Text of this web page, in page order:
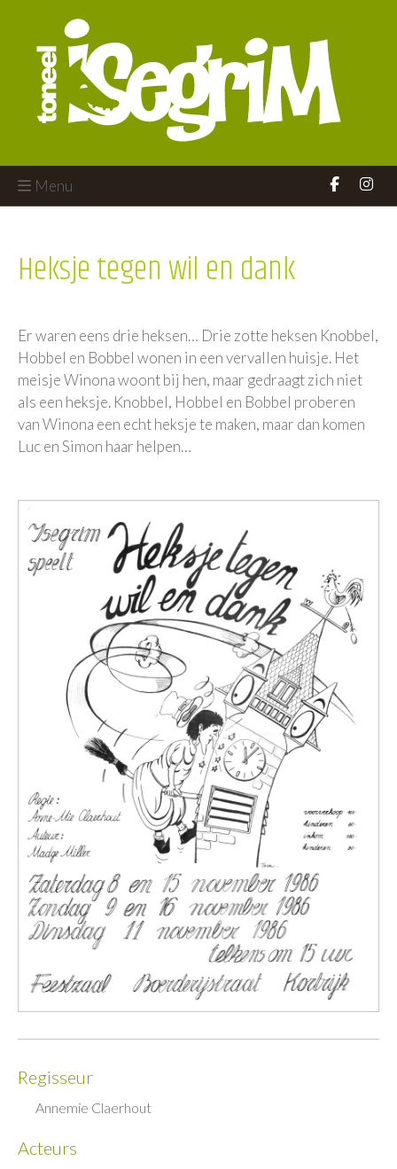
Menu
Heksje tegen wil en dank
Er waren eens drie heksen… Drie zotte heksen Knobbel,
Hobbel en Bobbel wonen in een vervallen huisje. Het
meisje Winona woont bij hen, maar gedraagt zich niet
als een heksje. Knobbel, Hobbel en Bobbel proberen
van Winona een echt heksje te maken, maar dan komen
Luc en Simon haar helpen…
Regisseur
Annemie Claerhout
Acteurs